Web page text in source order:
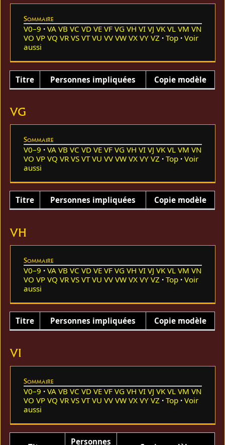
Sommaire
V0–9 VA VB VC VD VE VF VG VH VI VJ VK VL VM VN
VO VP VQ VR VS VT VU VV VW VX VY VZ Top
Voir
aussi
Titre Personnes impliquées Copie modèle
VG
Sommaire
V0–9 VA VB VC VD VE VF VG VH VI VJ VK VL VM VN
VO VP VQ VR VS VT VU VV VW VX VY VZ Top
Voir
aussi
Titre Personnes impliquées Copie modèle
VH
Sommaire
V0–9 VA VB VC VD VE VF VG VH VI VJ VK VL VM VN
VO VP VQ VR VS VT VU VV VW VX VY VZ Top
Voir
aussi
Titre Personnes impliquées Copie modèle
VI
Sommaire
V0–9 VA VB VC VD VE VF VG VH VI VJ VK VL VM VN
VO VP VQ VR VS VT VU VV VW VX VY VZ Top
Voir
aussi
Personnes